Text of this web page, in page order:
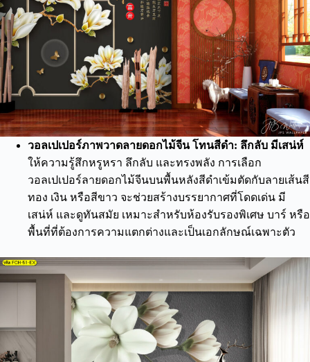
วอลเปเปอร์ภาพวาดลายดอกไม้จีน โทนสีดำ: ลึกลับ มีเสน่ห์
ให้ความรู้สึกหรูหรา ลึกลับ และทรงพลัง การเลือก
วอลเปเปอร์ลายดอกไม้จีนบนพื้นหลังสีดำเข้มตัดกับลายเส้นสี
ทอง เงิน หรือสีขาว จะช่วยสร้างบรรยากาศที่โดดเด่น มี
เสน่ห์ และดูทันสมัย เหมาะสำหรับห้องรับรองพิเศษ บาร์ หรือ
พื้นที่ที่ต้องการความแตกต่างและเป็นเอกลักษณ์เฉพาะตัว